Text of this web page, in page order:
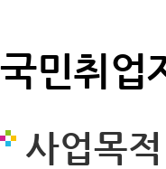
국민취업
사업목적